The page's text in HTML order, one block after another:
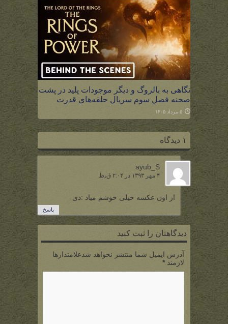
نگاهی به بالروگ و دیگر موجودات پلید در پشت
صحنه فصل سوم سریال حلقه‌های قدرت
۵ مرداد ۱۴۰۵
۱ دیدگاه
ayub_S
۴ مهر ۱۳۹۳ در ۲:۰۴ ق٫ظ
از اون عکسه خیلی خوشم میاد :دی
پاسخ
دیدگاهتان را ثبت کنید
آدرس ایمیل شما منتشر نخواهد شدعلامتدارها
لازمند *